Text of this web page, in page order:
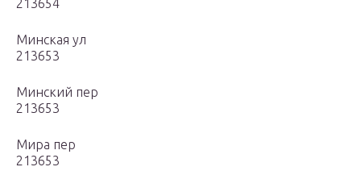
213654
Минская ул
213653
Минский пер
213653
Мира пер
213653